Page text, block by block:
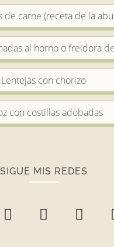
de carne (receta de la
al horno o freidora
Lentejas con chorizo
con costillas adobadas
SIGUE MIS REDES